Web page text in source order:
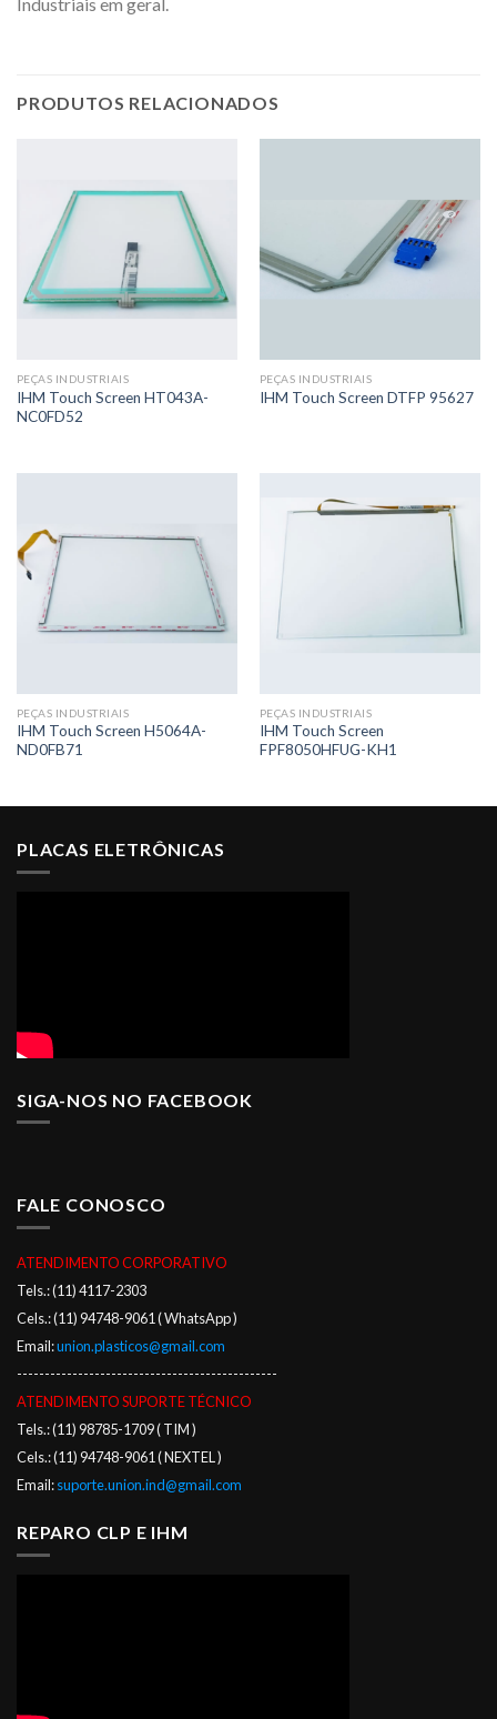
PRODUTOS RELACIONADOS
PEÇAS INDUSTRIAIS
IHM Touch Screen HT043A-
NC0FD52
PEÇAS INDUSTRIAIS
IHM Touch Screen DTFP 95627
PEÇAS INDUSTRIAIS
IHM Touch Screen H5064A-
ND0FB71
PEÇAS INDUSTRIAIS
IHM Touch Screen
FPF8050HFUG-KH1
PLACAS ELETRÔNICAS
SIGA-NOS NO FACEBOOK
FALE CONOSCO
ATENDIMENTO CORPORATIVO
Tels.: (11) 4117-2303
Cels.: (11) 94748-9061 ( WhatsApp )
Email:union.plasticos@gmail.com
-----------------------------------------------
ATENDIMENTO SUPORTE TÉCNICO
Tels.: (11) 98785-1709 ( TIM )
Cels.: (11) 94748-9061 ( NEXTEL )
Email:suporte.union.ind@gmail.com
REPARO CLP E IHM